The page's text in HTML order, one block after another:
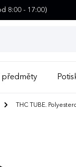
8:00 - 17:00)
předměty
THC TUBE.